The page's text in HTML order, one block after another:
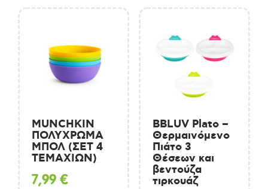
MUNCHKIN
ΠΟΛΥΧΡΩΜΑ
ΜΠΟΛ (ΣΕΤ 4
ΤΕΜΑΧΙΩΝ)
7,99€
BBLUV Plato –
Θερμαινόμενο
Πιάτο 3
Θέσεων και
βεντούζα
τιρκουάζ